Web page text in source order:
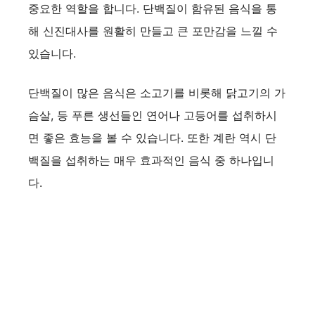
d
o
중요한 역할을 합니다. 단백질이 함유된 음식을 통
해 신진대사를 원활히 만들고 큰 포만감을 느낄 수
있습니다.
단백질이 많은 음식은 소고기를 비롯해 닭고기의 가
슴살, 등 푸른 생선들인 연어나 고등어를 섭취하시
면 좋은 효능을 볼 수 있습니다. 또한 계란 역시 단
백질을 섭취하는 매우 효과적인 음식 중 하나입니
다.